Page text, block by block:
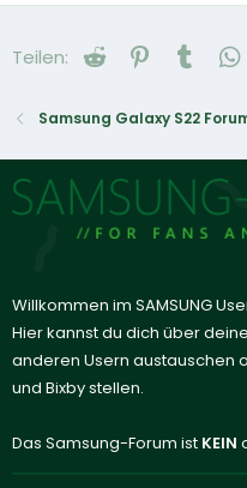
Teilen: Reddit Pinterest
Tumblr
Samsung Galaxy S22
Willkommen im SAMSUNG
Hier kannst du dich über
anderen Usern austauschen
und Bixby stellen.
Das Samsung-Forum ist KEIN